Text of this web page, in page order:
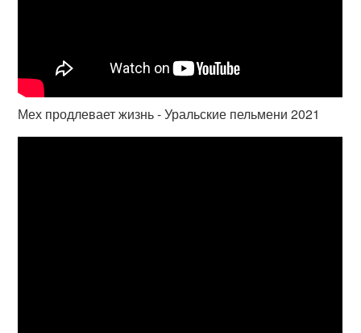
Мех продлевает жизнь - Уральские пельмени 2021